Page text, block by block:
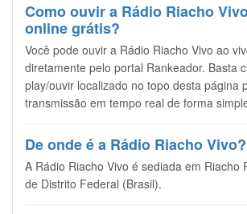
Como ouvir a Rádio Riacho
online grátis?
Você pode ouvir a Rádio Riacho Vivo ao
diretamente pelo portal Rankeador. Basta
play/ouvir localizado no topo desta página
transmissão em tempo real de forma
De onde é a Rádio Riacho Vivo?
A Rádio Riacho Vivo é sediada em Riacho
de Distrito Federal (Brasil).